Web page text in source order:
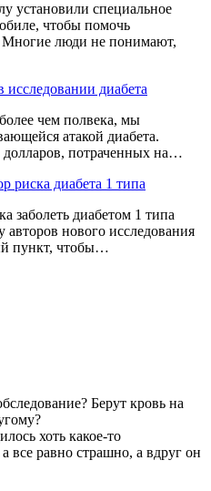
установили специальное
чтобы помочь
Многие люди не понимают,
диабета
чем полвека, мы
атакой диабета.
потраченных на…
риска диабета 1 типа
заболеть диабетом 1 типа
нового исследования
пункт, чтобы…
Берут кровь на
хоть какое-то
все равно страшно, а вдруг он